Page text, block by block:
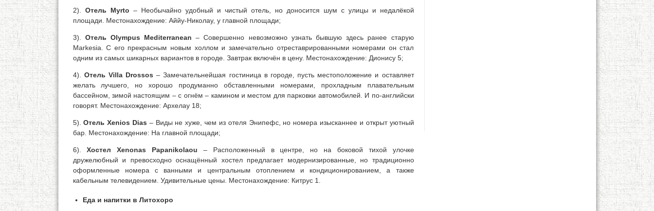
2). Отель Myrto – Необычайно удобный и чистый отель, но доносится шум с улицы и недалёкой
площади. Местонахождение: Аййу-Николау, у главной площади;
3). Отель Olympus Mediterranean – Совершенно невозможно узнать бывшую здесь ранее старую
Markesia. С его прекрасным новым холлом и замечательно отреставрированными номерами он стал
одним из самых шикарных вариантов в городе. Завтрак включён в цену. Местонахождение: Дионису 5;
4). Отель Villa Drossos – Замечательнейшая гостиница в городе, пусть местоположение и оставляет
желать лучшего, но хорошо продуманно обставленными номерами, прохладным плавательным
бассейном, зимой настоящим – с огнём – камином и местом для парковки автомобилей. И по-английски
говорят. Местонахождение: Архелау 18;
5).Отель Xenios Dias – Виды не хуже, чем из отеля Энипефс, но номера изысканнее и открыт уютный
бар. Местонахождение: На главной площади;
6).Хостел Xenonas Papanikolaou – Расположенный в центре, но на боковой тихой улочке
дружелюбный и превосходно оснащённый хостел предлагает модернизированные, но традиционно
оформленные номера с ванными и центральным отоплением и кондиционированием, а также
кабельным телевидением. Удивительные цены. Местонахождение: Китрус 1.
Еда и напитки в Литохоро